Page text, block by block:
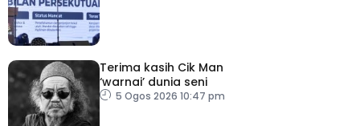
Terima kasih Cik Man
‘warnai’ dunia seni
5 Ogos 2026 10:47 pm